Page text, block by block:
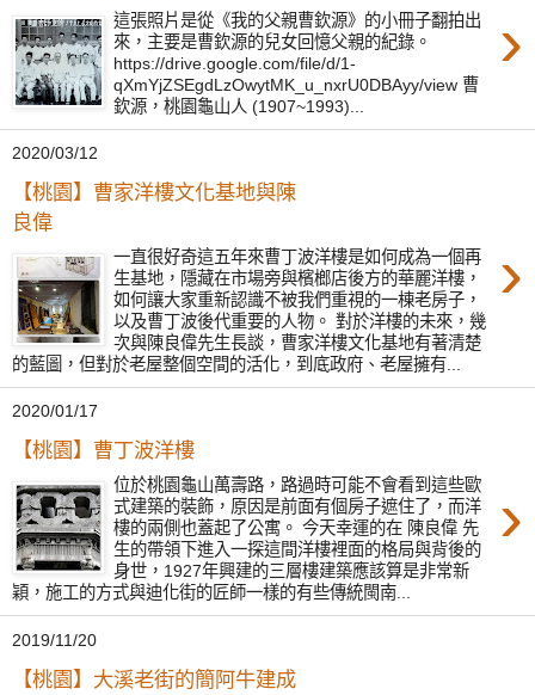
›
這張照片是從《我的父親曹欽源》的小冊子翻拍出
來，主要是曹欽源的兒女回憶父親的紀錄。
https://drive.google.com/file/d/1-
qXmYjZSEgdLzOwytMK_u_nxrU0DBAyy/view 曹
欽源，桃園龜山人 (1907~1993)...
2020/03/12
【桃園】曹家洋樓文化基地與陳
良偉
›
一直很好奇這五年來曹丁波洋樓是如何成為一個再
生基地，隱藏在市場旁與檳榔店後方的華麗洋樓，
如何讓大家重新認識不被我們重視的一棟老房子，
以及曹丁波後代重要的人物。 對於洋樓的未來，幾
次與陳良偉先生長談，曹家洋樓文化基地有著清楚
的藍圖，但對於老屋整個空間的活化，到底政府、老屋擁有...
2020/01/17
【桃園】曹丁波洋樓
›
位於桃園龜山萬壽路，路過時可能不會看到這些歐
式建築的裝飾，原因是前面有個房子遮住了，而洋
樓的兩側也蓋起了公寓。 今天幸運的在 陳良偉 先
生的帶領下進入一探這間洋樓裡面的格局與背後的
身世，1927年興建的三層樓建築應該算是非常新
穎，施工的方式與迪化街的匠師一樣的有些傳統閩南...
2019/11/20
【桃園】大溪老街的簡阿牛建成